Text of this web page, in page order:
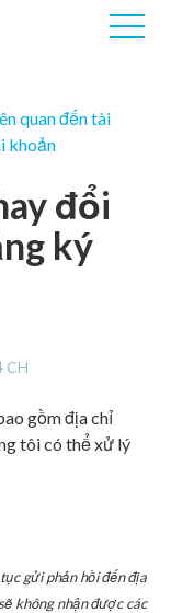
quan đến tài
khoản
đổi
ký
CH
gồm địa chỉ
tôi có thể xử lý
gửi phản hồi đến địa
không nhận được các